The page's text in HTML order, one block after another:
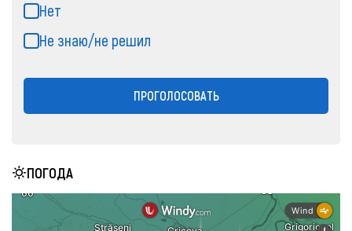
Нет
Не знаю/не решил
ПРОГОЛОСОВАТЬ
ПОГОДА